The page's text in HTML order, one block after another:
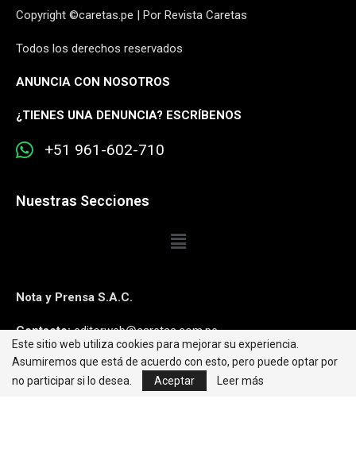
Copyright ©caretas.pe | Por Revista Caretas
Todos los derechos reservados
ANUNCIA CON NOSOTROS
¿TIENES UNA DENUNCIA? ESCRÍBENOS
+51 961-602-710
Nuestras Secciones
Nota y Prensa S.A.C.
Contacto:editorweb@caretas.com.pe
Síguenos:
Este sitio web utiliza cookies para mejorar su experiencia.
Asumiremos que está de acuerdo con esto, pero puede optar por
no participar si lo desea.
Aceptar Leer más